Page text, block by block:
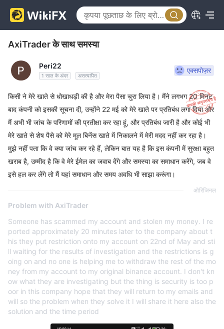
AxiTrader के साथ समस्या
Peri22
1 साल के अंदर असत्यापित
एक्सपोज़र
किसी ने मेरे खाते से धोखाधड़ी की है और मेरा पैसा चुरा लिया है। मैंने लगभग 20 मिनट
बाद कंपनी को इसकी सूचना दी, उन्होंने 22 मई को मेरे खाते पर प्रतिबंध लगा दिया और
मैं अभी भी जांच के परिणामों की प्रतीक्षा कर रहा हूं, और प्रतिबंध जारी है और कोई भी
मेरे खाते से शेष पैसे को मेरे मूल बिनेंस खाते में निकालने में मेरी मदद नहीं कर रहा है।
मुझे नहीं पता कि वे क्या जांच कर रहे हैं, लेकिन बात यह है कि इस कंपनी में सुरक्षा बहुत
खराब है, उम्मीद है कि वे मेरे ईमेल का जवाब देंगे और समस्या का समाधान करेंगे, जब वे
इसे हल कर लेंगे तो मैं यहां समाधान और समय अवधि भी साझा करूंगा।
ओरिजिनल
Problem with AxiTrader
Someone has scammed my account and stolen my money. I re
ported approximately 20 minutes later to the company about t
his they put restriction onto my account on 22nd of May and sti
ll waiting for the results of investigation and the restrictions is g
oing on and no one is helping me to withdraw the rest of the mo
ney from my account to my original binance account. I don't kn
ow what they are investigating but the thing is security is too p
oor in this company hope that they will return to my emails and
will so the problem when they solve it I will share it here also the
solution and the time period